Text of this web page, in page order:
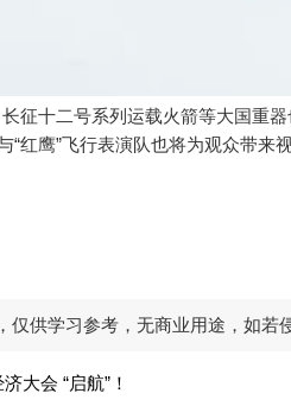
征十二号系列运载火箭等大国重
“红鹰”飞行表演队也将为观众带来
仅供学习参考，无商业用途，如若
大会 “启航”！